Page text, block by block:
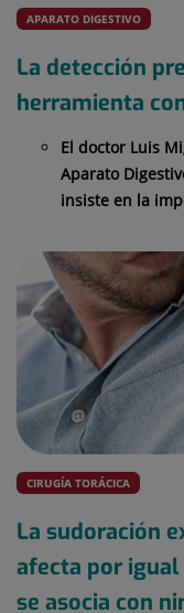
La detección
herramienta
El doctor Luis
Aparato
insiste en la
APARATO DIGESTIVO
La sudoración
afecta por
se asocia con
CIRUGÍA TORÁCICA